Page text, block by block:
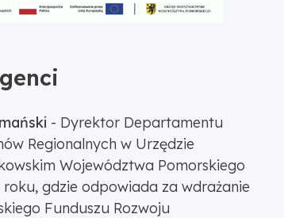
- Dyrektor Departamentu
Regionalnych w Urzędzie
Województwa Pomorskiego
roku, gdzie odpowiada za wdrażanie
Funduszu Rozwoju